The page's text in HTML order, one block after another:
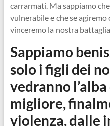
carrarmati. Ma sappiamo
vulnerabile e che se
vinceremo la nostra
Sappiamo
solo i figli dei
vedranno
migliore,
violenza, dalle